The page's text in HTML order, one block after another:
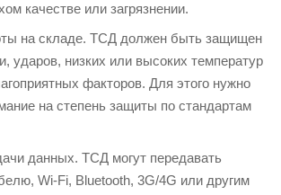
качестве или загрязнении.
на складе. ТСД должен быть защищен
ударов, низких или высоких температур
факторов. Для этого нужно
на степень защиты по стандартам
данных. ТСД могут передавать
Wi-Fi, Bluetooth, 3G/4G или другим